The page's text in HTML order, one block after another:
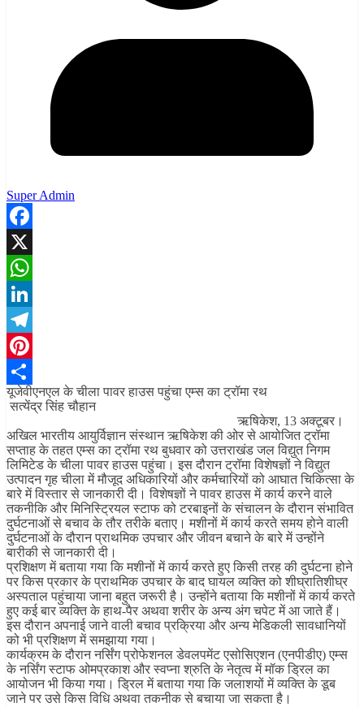
Super Admin
Facebook
X
WhatsApp
LinkedIn
Telegram
Pinterest
Share
यूजेवीएनएल के चीला पावर हाउस पहुंचा एम्स का ट्रॉमा रथ
सत्येंद्र सिंह चौहान
ऋषिकेश, 13 अक्टूबर।
अखिल भारतीय आयुर्विज्ञान संस्थान ऋषिकेश की ओर से आयोजित ट्रॉमा
सप्ताह के तहत एम्स का ट्रॉमा रथ बुधवार को उत्तराखंड जल विद्युत निगम
लिमिटेड के चीला पावर हाउस पहुंचा। इस दौरान ट्रॉमा विशेषज्ञों ने विद्युत
उत्पादन गृह चीला में मौजूद अधिकारियों और कर्मचारियों को आघात चिकित्सा के
बारे में विस्तार से जानकारी दी। विशेषज्ञों ने पावर हाउस में कार्य करने वाले
तकनीकि और मिनिस्ट्रियल स्टाफ को टरबाइनों के संचालन के दौरान संभावित
दुर्घटनाओं से बचाव के तौर तरीके बताए। मशीनों में कार्य करते समय होने वाली
दुर्घटनाओं के दौरान प्राथमिक उपचार और जीवन बचाने के बारे में उन्होंने
बारीकी से जानकारी दी।
प्रशिक्षण में बताया गया कि मशीनों में कार्य करते हुए किसी तरह की दुर्घटना होने
पर किस प्रकार के प्राथमिक उपचार के बाद घायल व्यक्ति को शीघ्रातिशीघ्र
अस्पताल पहुंचाया जाना बहुत जरूरी है। उन्होंने बताया कि मशीनों में कार्य करते
हुए कई बार व्यक्ति के हाथ-पैर अथवा शरीर के अन्य अंग चपेट में आ जाते हैं।
इस दौरान अपनाई जाने वाली बचाव प्रक्रिया और अन्य मेडिकली सावधानियों
को भी प्रशिक्षण में समझाया गया।
कार्यक्रम के दौरान नर्सिंग प्रोफेशनल डेवलपमेंट एसोसिएशन (एनपीडीए) एम्स
के नर्सिंग स्टाफ ओमप्रकाश और स्वप्ना श्रुति के नेतृत्व में मॉक ड्रिल का
आयोजन भी किया गया। ड्रिल में बताया गया कि जलाशयों में व्यक्ति के डूब
जाने पर उसे किस विधि अथवा तकनीक से बचाया जा सकता है।